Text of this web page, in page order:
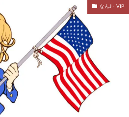
なんJ・VIP